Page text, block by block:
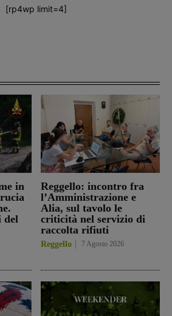
in
del
Reggello: incontro fra
l’Amministrazione e
Alia, sul tavolo le
criticità nel servizio di
raccolta rifiuti
Reggello 7 Agosto 2026
[rp4wp limit=4]